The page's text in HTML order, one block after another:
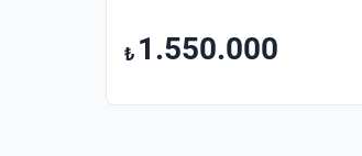
₺ 1.550.000